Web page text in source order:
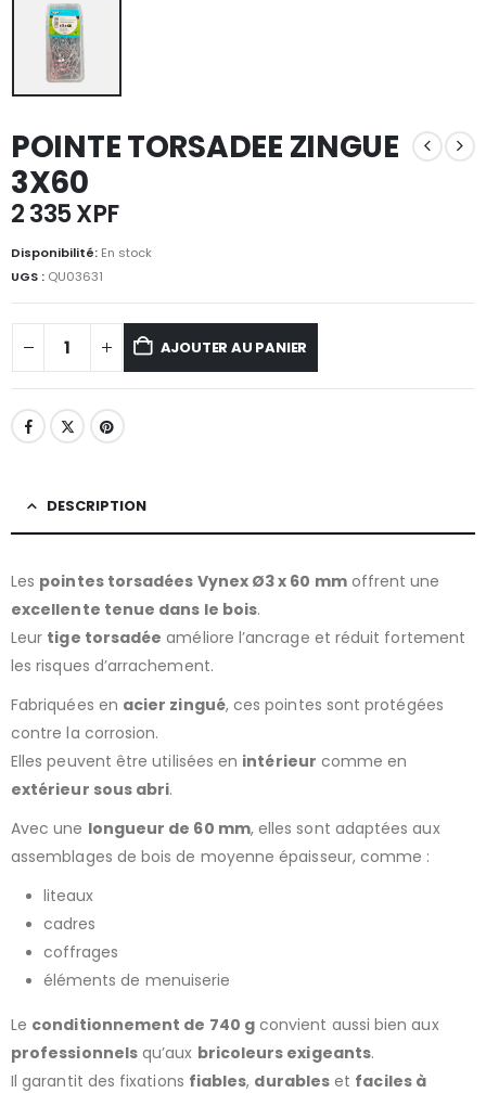
POINTE TORSADEE ZINGUE
3X60
2 335XPF
Disponibilité: En stock
UGS : QU03631
AJOUTER AU PANIER
DESCRIPTION
Les pointes torsadées Vynex Ø3 x 60 mmoffrent une
excellente tenue dans le bois.
Leur tige torsadée améliore l’ancrage et réduit fortement
les risques d’arrachement.
Fabriquées en acier zingué, ces pointes sont protégées
contre la corrosion.
Elles peuvent être utilisées en intérieur comme en
extérieur sous abri.
Avec une longueur de 60 mm, elles sont adaptées aux
assemblages de bois de moyenne épaisseur, comme :
liteaux
cadres
coffrages
éléments de menuiserie
Le conditionnement de 740 gconvient aussi bien aux
professionnelsqu’aux bricoleurs exigeants.
Il garantit des fixations fiables, durables et faciles à